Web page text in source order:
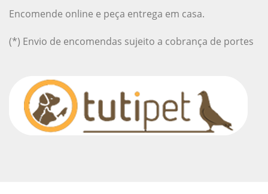
Encomende online e peça entrega em casa.
(*) Envio de encomendas sujeito a cobrança de portes